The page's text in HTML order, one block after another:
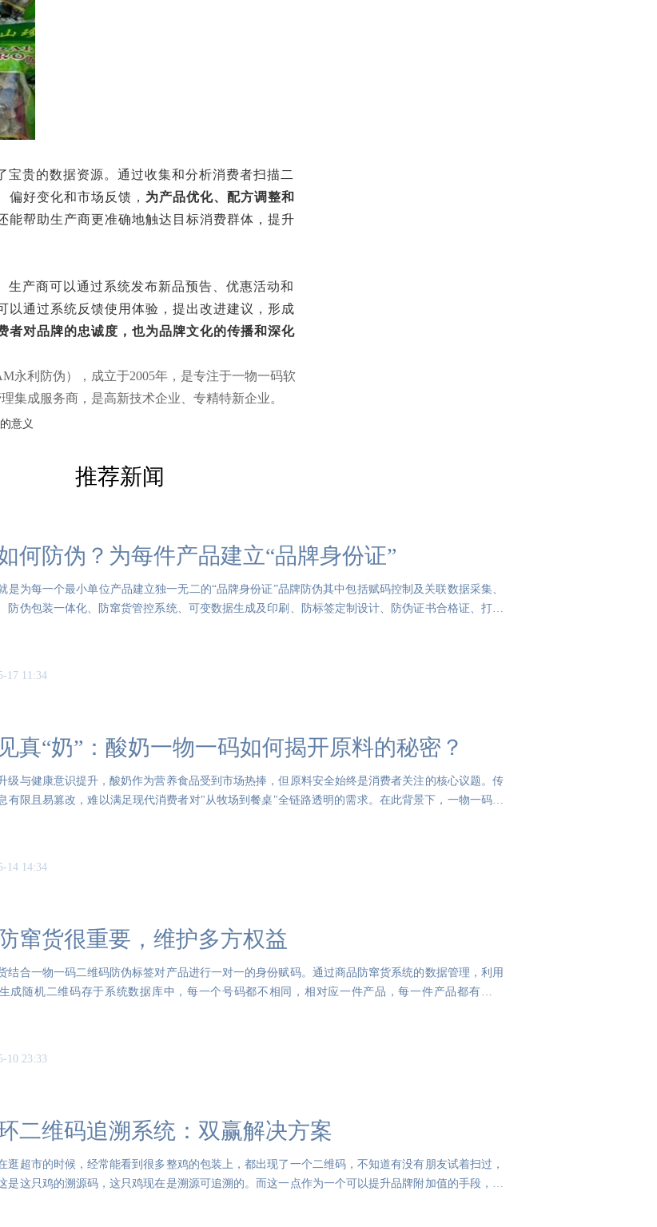
宝贵的数据资源。通过收集和分析消费者扫描二
好变化和市场反馈， 为产品优化、配方调整和
能帮助生产商更准确地触达目标消费群体，提升
产商可以通过系统发布新品预告、优惠活动和
以通过系统反馈使用体验，提出改进建议，形成
者对品牌的忠诚度，也为品牌文化的传播和深化
永利防伪），成立于2005年，是专注于一物一码软
集成服务商，是高新技术企业、专精特新企业。
意义
推荐新闻
何防伪？为每件产品建立“品牌身份证”
是为每一个最小单位产品建立独一无二的“品牌身份证”品牌防伪其中包括赋码控制及关联数据采集、
防伪包装一体化、防窜货管控系统、可变数据生成及印刷、防标签定制设计、防伪证书合格证、打假
17 11:34
真“奶”：酸奶一物一码如何揭开原料的秘密？
级与健康意识提升，酸奶作为营养食品受到市场热捧，但原料安全始终是消费者关注的核心议题。传
有限且易篡改，难以满足现代消费者对"从牧场到餐桌"全链路透明的需求。在此背景下，一物一码二
14 14:34
窜货很重要，维护多方权益
结合一物一码二维码防伪标签对产品进行一对一的身份赋码。通过商品防窜货系统的数据管理，利用
成随机二维码存于系统数据库中，每一个号码都不相同，相对应一件产品，每一件产品都有唯一
10 23:33
二维码追溯系统：双赢解决方案
逛超市的时候，经常能看到很多整鸡的包装上，都出现了一个二维码，不知道有没有朋友试着扫过，
是这只鸡的溯源码，这只鸡现在是溯源可追溯的。而这一点作为一个可以提升品牌附加值的手段，被